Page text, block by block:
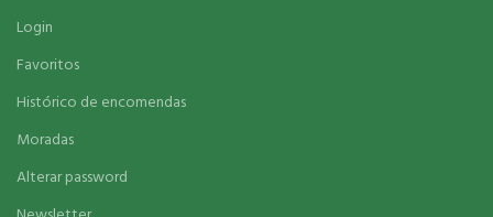
Login
Favoritos
Histórico de encomendas
Moradas
Alterar password